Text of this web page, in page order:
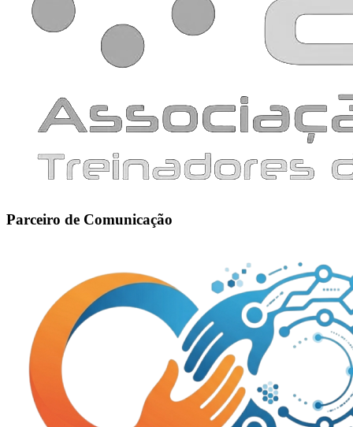
Parceiro de Comunicação